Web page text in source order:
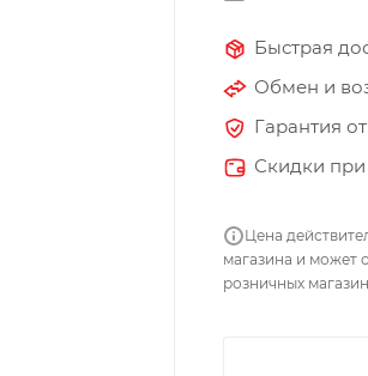
Быстрая
Обмен и
Гарантия
Скидки
Цена
магазина и может
розничных